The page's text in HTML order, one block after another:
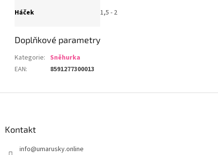
Háček
1,5 - 2
Doplňkové parametry
Kategorie: Sněhurka
EAN: 8591277300013
Kontakt
info@umarusky.online